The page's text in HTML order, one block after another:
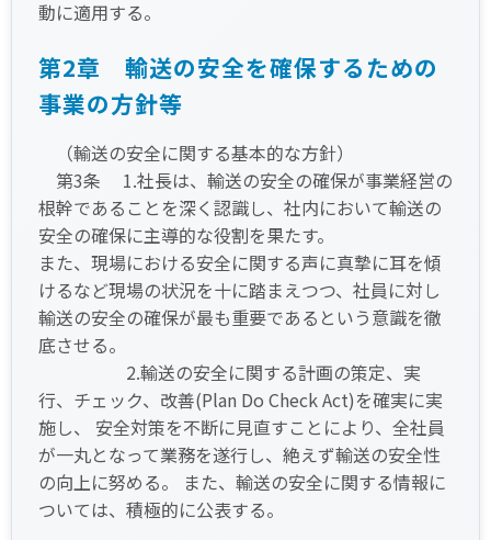
動に適用する。
第2章 輸送の安全を確保するための
事業の方針等
（輸送の安全に関する基本的な方針）
第3条 1.社長は、輸送の安全の確保が事業経営の
根幹であることを深く認識し、社内において輸送の
安全の確保に主導的な役割を果たす。
また、現場における安全に関する声に真摯に耳を傾
けるなど現場の状況を十に踏まえつつ、社員に対し
輸送の安全の確保が最も重要であるという意識を徹
底させる。
2.輸送の安全に関する計画の策定、実
行、チェック、改善(Plan Do Check Act)を確実に実
施し、 安全対策を不断に見直すことにより、全社員
が一丸となって業務を遂行し、絶えず輸送の安全性
の向上に努める。 また、輸送の安全に関する情報に
ついては、積極的に公表する。